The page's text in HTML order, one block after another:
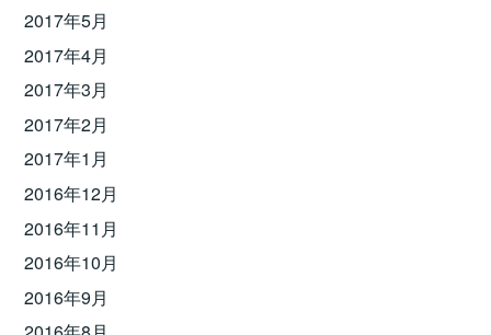
2017年5月
2017年4月
2017年3月
2017年2月
2017年1月
2016年12月
2016年11月
2016年10月
2016年9月